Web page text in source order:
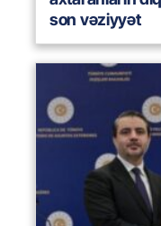
son vəziyyət